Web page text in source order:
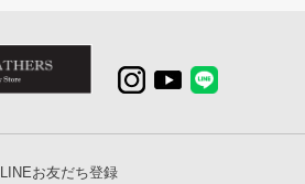
LINEお友だち登録